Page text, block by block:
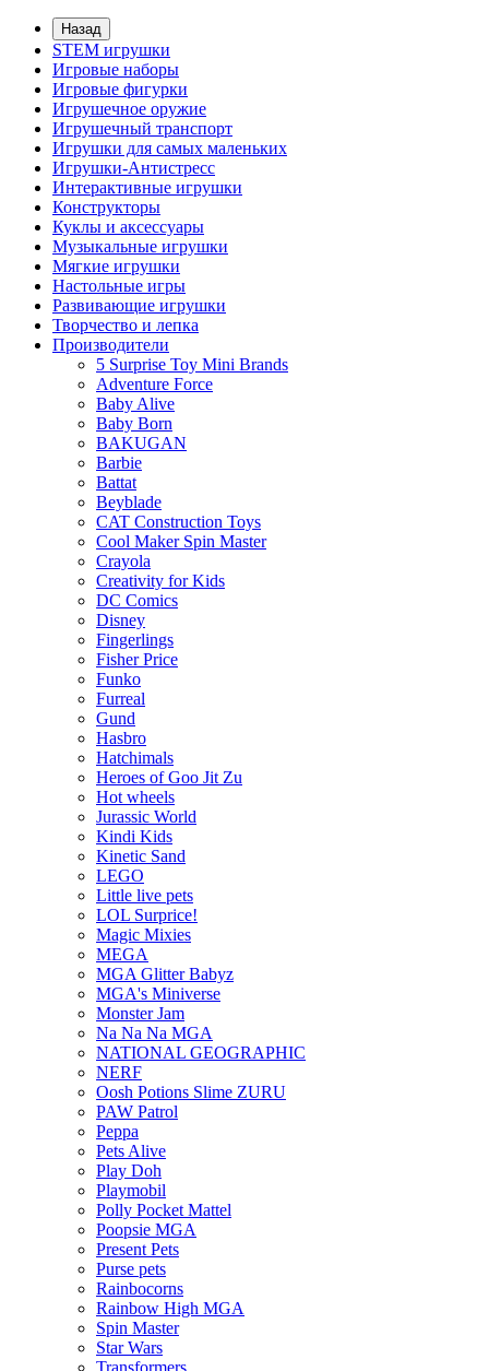
Назад
STEM игрушки
Игровые наборы
Игровые фигурки
Игрушечное оружие
Игрушечный транспорт
Игрушки для самых маленьких
Игрушки-Антистресс
Интерактивные игрушки
Конструкторы
Куклы и аксессуары
Музыкальные игрушки
Мягкие игрушки
Настольные игры
Развивающие игрушки
Творчество и лепка
Производители
5 Surprise Toy Mini Brands
Adventure Force
Baby Alive
Baby Born
BAKUGAN
Barbie
Battat
Beyblade
CAT Construction Toys
Cool Maker Spin Master
Crayola
Creativity for Kids
DC Comics
Disney
Fingerlings
Fisher Price
Funko
Furreal
Gund
Hasbro
Hatchimals
Heroes of Goo Jit Zu
Hot wheels
Jurassic World
Kindi Kids
Kinetic Sand
LEGO
Little live pets
LOL Surprice!
Magic Mixies
MEGA
MGA Glitter Babyz
MGA's Miniverse
Monster Jam
Na Na Na MGA
NATIONAL GEOGRAPHIC
NERF
Oosh Potions Slime ZURU
PAW Patrol
Peppa
Pets Alive
Play Doh
Playmobil
Polly Pocket Mattel
Poopsie MGA
Present Pets
Purse pets
Rainbocorns
Rainbow High MGA
Spin Master
Star Wars
Transformers